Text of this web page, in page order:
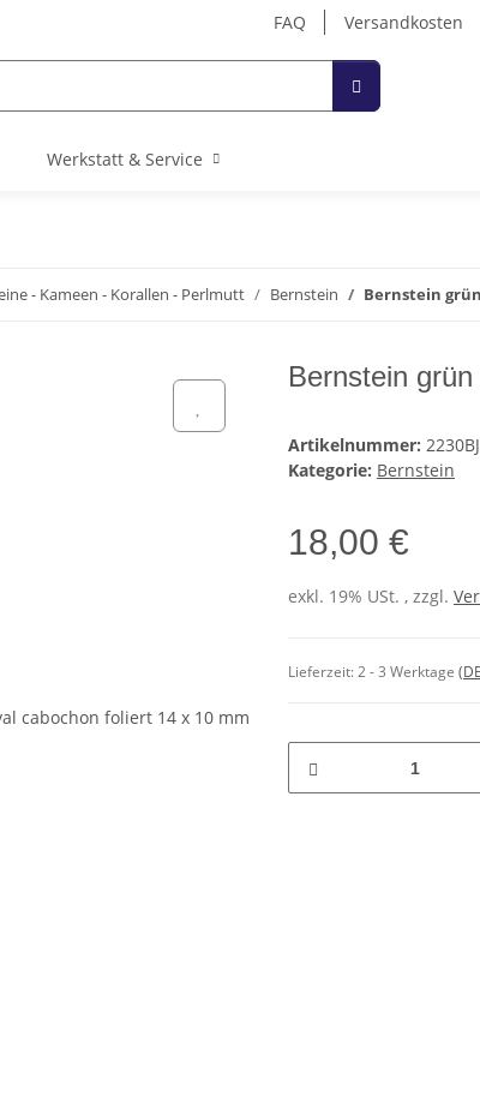
FAQ Versandkosten
Werkstatt & Service
- Kameen - Korallen - Perlmutt Bernstein Bernstein
Bernstein
Artikelnummer: 2230BJ
Kategorie: Bernstein
18,00 €
exkl. 19% USt. , zzgl.
Lieferzeit:2 - 3 Werktage